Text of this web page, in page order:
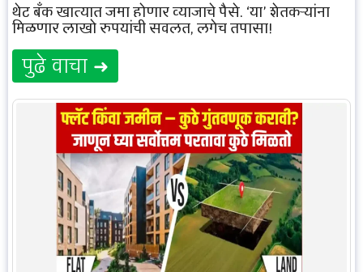
थेट बँक खात्यात जमा होणार व्याजाचे पैसे, ‘या’ शेतकऱ्यांना
मिळणार लाखो रुपयांची सवलत, लगेच तपासा!
पुढे वाचा ➜